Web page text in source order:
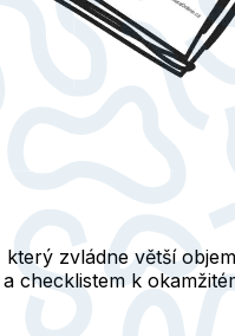
zvládne větší
checklistem k